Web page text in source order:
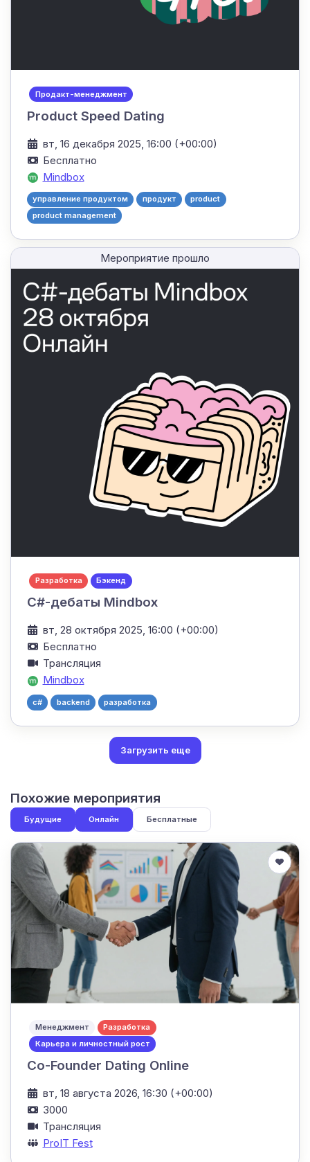
Продакт-менеджмент
Product Speed Dating
вт, 16 декабря 2025, 16:00 (+00:00)
Бесплатно
Mindbox
управление продуктом продукт
product
product management
Мероприятие прошло
Разработка Бэкенд
C#-дебаты Mindbox
вт, 28 октября 2025, 16:00 (+00:00)
Бесплатно
Трансляция
Mindbox
c# backend разработка
Загрузить еще
Похожие мероприятия
Будущие Онлайн Бесплатные
Менеджмент
Разработка
Карьера и личностный рост
Co-Founder Dating Online
вт, 18 августа 2026, 16:30 (+00:00)
3000
Трансляция
ProIT Fest